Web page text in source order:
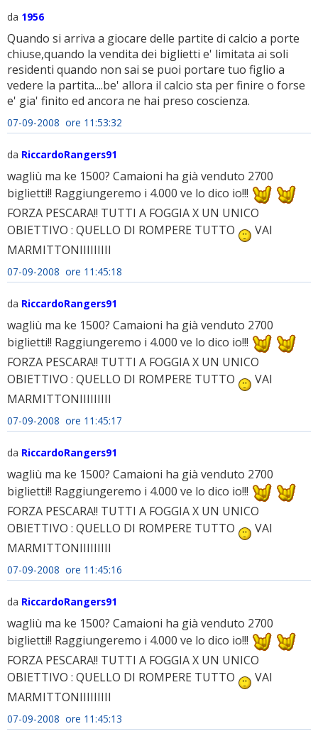
da 1956
Quando si arriva a giocare delle partite di calcio a porte
chiuse,quando la vendita dei biglietti e' limitata ai soli
residenti quando non sai se puoi portare tuo figlio a
vedere la partita....be' allora il calcio sta per finire o forse
e' gia' finito ed ancora ne hai preso coscienza.
07-09-2008 ore 11:53:32
da RiccardoRangers91
wagliù ma ke 1500? Camaioni ha già venduto 2700
biglietti!! Raggiungeremo i 4.000 ve lo dico io!!!
FORZA PESCARA!! TUTTI A FOGGIA X UN UNICO
OBIETTIVO : QUELLO DI ROMPERE TUTTO
VAI
MARMITTONIIIIIIIII
07-09-2008 ore 11:45:18
da RiccardoRangers91
wagliù ma ke 1500? Camaioni ha già venduto 2700
biglietti!! Raggiungeremo i 4.000 ve lo dico io!!!
FORZA PESCARA!! TUTTI A FOGGIA X UN UNICO
OBIETTIVO : QUELLO DI ROMPERE TUTTO
VAI
MARMITTONIIIIIIIII
07-09-2008 ore 11:45:17
da RiccardoRangers91
wagliù ma ke 1500? Camaioni ha già venduto 2700
biglietti!! Raggiungeremo i 4.000 ve lo dico io!!!
FORZA PESCARA!! TUTTI A FOGGIA X UN UNICO
OBIETTIVO : QUELLO DI ROMPERE TUTTO
VAI
MARMITTONIIIIIIIII
07-09-2008 ore 11:45:16
da RiccardoRangers91
wagliù ma ke 1500? Camaioni ha già venduto 2700
biglietti!! Raggiungeremo i 4.000 ve lo dico io!!!
FORZA PESCARA!! TUTTI A FOGGIA X UN UNICO
OBIETTIVO : QUELLO DI ROMPERE TUTTO
VAI
MARMITTONIIIIIIIII
07-09-2008 ore 11:45:13